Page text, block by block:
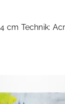
cm Technik: